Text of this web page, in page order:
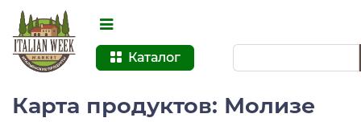
Каталог
Карта продуктов: Молизе